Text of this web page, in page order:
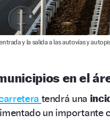
y la salida a las autovías y
en el
tendrá una
un importante